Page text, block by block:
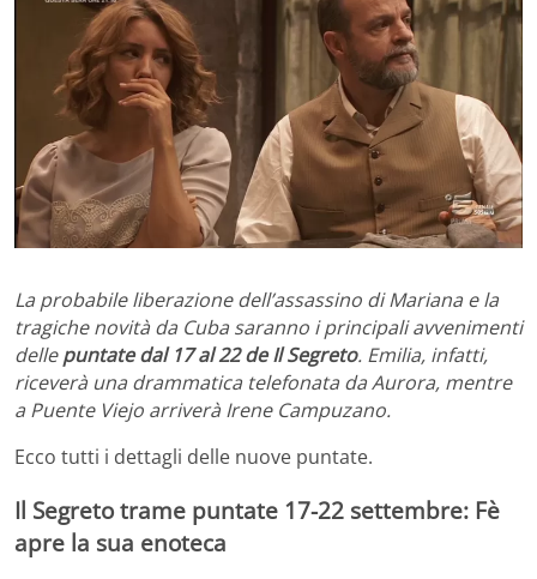
La probabile liberazione dell’assassino di Mariana e la
tragiche novità da Cuba saranno i principali avvenimenti
dellepuntate dal 17 al 22 de Il Segreto. Emilia, infatti,
riceverà una drammatica telefonata da Aurora, mentre
a Puente Viejo arriverà Irene Campuzano.
Ecco tutti i dettagli delle nuove puntate.
Il Segreto trame puntate 17-22 settembre: Fè
apre la sua enoteca